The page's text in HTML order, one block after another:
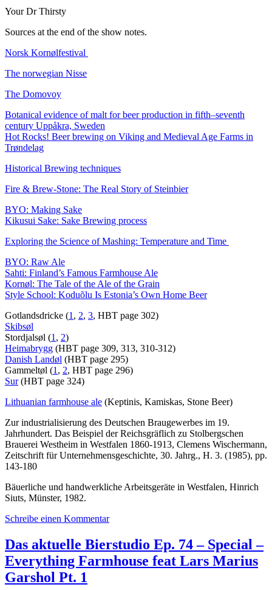
Your Dr Thirsty
Sources at the end of the show notes.
Norsk Kornølfestival
The norwegian Nisse
The Domovoy
Botanical evidence of malt for beer production in fifth–seventh
century Uppåkra, Sweden
Hot Rocks! Beer brewing on Viking and Medieval Age Farms in
Trøndelag
Historical Brewing techniques
Fire & Brew-Stone: The Real Story of Steinbier
BYO: Making Sake
Kikusui Sake: Sake Brewing process
Exploring the Science of Mashing: Temperature and Time
BYO: Raw Ale
Sahti: Finland’s Famous Farmhouse Ale
Kornøl: The Tale of the Ale of the Grain
Style School: Koduõlu Is Estonia’s Own Home Beer
Gotlandsdricke (1 , 2, 3, HBT page 302)
Skibsøl
Stordjalsøl (1 , 2)
Heimabrygg (HBT page 309, 313, 310-312)
Danish Landøl (HBT page 295)
Gammeltøl (1 , 2, HBT page 296)
Sur(HBT page 324)
Lithuanian farmhouse ale (Keptinis, Kamiskas, Stone Beer)
Zur industrialisierung des Deutschen Braugewerbes im 19.
Jahrhundert. Das Beispiel der Reichsgräflich zu Stolbergschen
Brauerei Westheim in Westfalen 1860-1913, Clemens Wischermann,
Zeitschrift für Unternehmensgeschichte, 30. Jahrg., H. 3. (1985), pp.
143-180
Bäuerliche und handwerkliche Arbeitsgeräte in Westfalen, Hinrich
Siuts, Münster, 1982.
Schreibe einen Kommentarzu
aktuelle
Bierstudio
Ep.
Das aktuelle Bierstudio Ep. 74 – Special –
Everything Farmhouse feat Lars Marius
Garshol Pt. 1